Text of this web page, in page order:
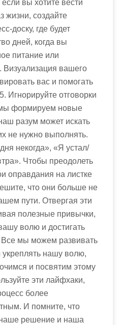
вы хотите вести
жизни, создайте
доску, где будет
дней, когда вы
питание или
Визуализация вашего
вас и помогать
Игнорируйте отговорки
формируем новые
разум может искать
не нужно выполнять.
некогда», «Я устал/
Чтобы преодолеть
оправдания на листке
что они больше не
пути. Отвергая эти
полезные привычки,
волю и достигать
Все мы можем развивать
нашу волю,
и посвятим этому
эти лайфхаки,
более
И помните, что
решение и наша